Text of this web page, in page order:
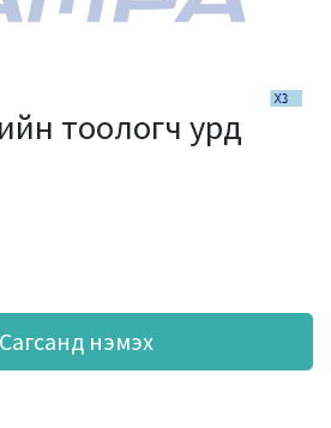
тоологч урд
Сагсанд нэмэх